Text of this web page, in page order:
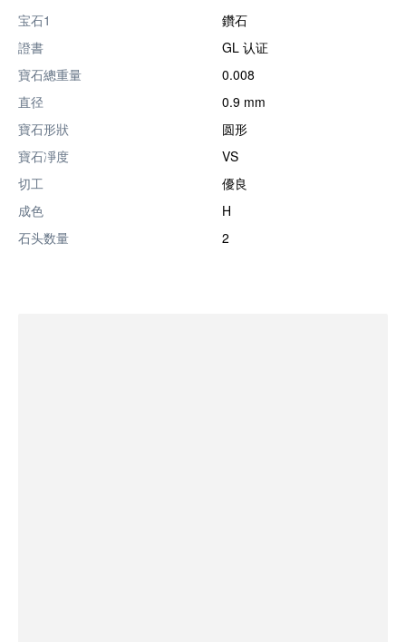
宝石1
鑽石
證書
GL 认证
寶石總重量
0.008
直径
0.9 mm
寶石形狀
圆形
寶石凈度
VS
切工
優良
成色
H
石头数量
2